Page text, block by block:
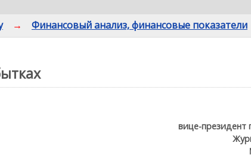
→ Финансовый анализ, финансовые показатели
вице-президент